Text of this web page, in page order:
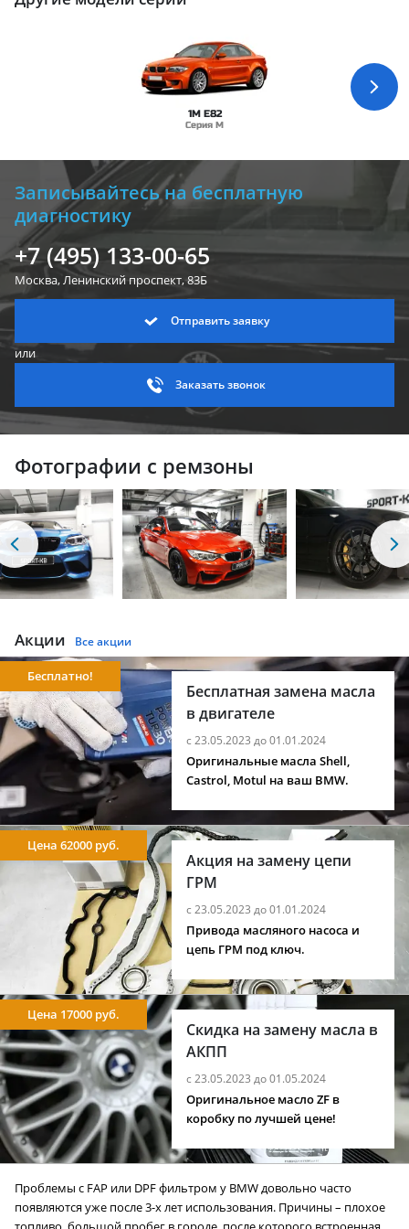
1M E82
Серия M
Записывайтесь на бесплатную
диагностику
+7 (495) 133-00-65
Москва, Ленинскийпроспект, 83Б
Отправить заявку
или
Заказать звонок
Фотографии с ремзоны
Акции Все акции
Бесплатная замена масла
в двигателе
с 23.05.2023 до 01.01.2024
Бесплатно!
Оригинальные масла Shell,
Castrol, Motul на ваш BMW.
Акция на замену цепи
ГРМ
с 23.05.2023 до 01.01.2024
Цена 62000 руб.
Привода масляного насоса и
цепь ГРМ под ключ.
Скидка на замену масла в
АКПП
с 23.05.2023 до 01.05.2024
Цена 17000 руб.
Оригинальное масло ZF в
коробку по лучшей цене!
Проблемы с FAP или DPF фильтром у BMW довольно часто
появляются уже после 3-х лет использования. Причины – плохое